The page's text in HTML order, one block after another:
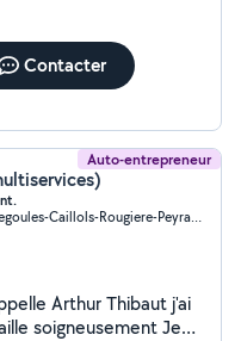
Contacter
Auto-entrepreneur
Septèmes-les-Vallons (Fabregoules-Caillols-Rougiere-Peyrards)
soigneusement Je